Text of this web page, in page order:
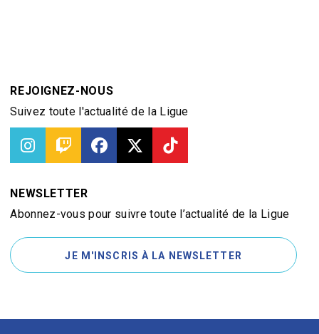
REJOIGNEZ-NOUS
Suivez toute l'actualité de la Ligue
NEWSLETTER
Abonnez-vous pour suivre toute l’actualité de la Ligue
JE M'INSCRIS À LA NEWSLETTER